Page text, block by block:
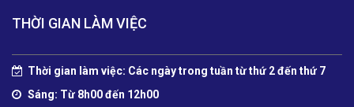
THỜI GIAN LÀM VIỆC
Thời gian làm việc: Các ngày trong tuần từ thứ 2 đến thứ 7
Sáng: Từ 8h00 đến 12h00